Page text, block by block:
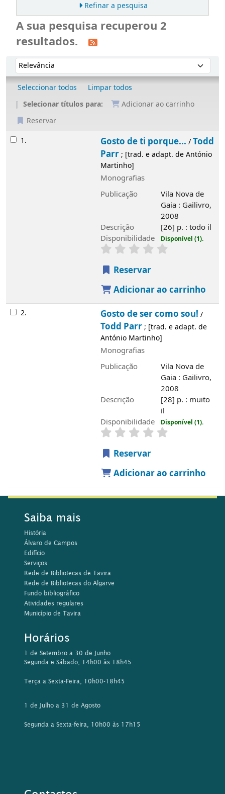
Refinar a pesquisa
A sua pesquisa recuperou 2
resultados.
Ordenar
Ordenar por:
Seleccionar todos
Limpar todos
Selecionar títulos para:
Adicionar ao carrinho
Reservar
Resultados
1. Gosto de ti porque... /Todd
Parr; [trad. e adapt. de António
Martinho]
Monografias
Publicação
Vila Nova de
Gaia : Gailivro,
2008
Descrição
[26] p. : todo il
Disponibilidade
Disponível (1).
Reservar
Adicionar ao carrinho
2. Gosto de ser como sou! /
Todd Parr; [trad. e adapt. de
António Martinho]
Monografias
Publicação
Vila Nova de
Gaia : Gailivro,
2008
Descrição
[28] p. : muito
il
Disponibilidade
Disponível (1).
Reservar
Adicionar ao carrinho
Saiba mais
História
Álvaro de Campos
Edifício
Serviços
Rede de Bibliotecas de Tavira
Rede de Bibliotecas do Algarve
Fundo bibliográfico
Atividades regulares
Município de Tavira
Horários
1 de Setembro a 30 de Junho
Segunda e Sábado, 14h00 às 18h45
Terça a Sexta-Feira, 10h00-18h45
1 de Julho a 31 de Agosto
Segunda a Sexta-feira, 10h00 às 17h15